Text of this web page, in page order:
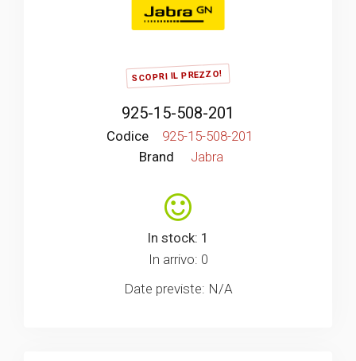
SCOPRI IL PREZZO!
925-15-508-201
Codice
925-15-508-201
Brand
Jabra
In stock: 1
In arrivo: 0
Date previste: N/A